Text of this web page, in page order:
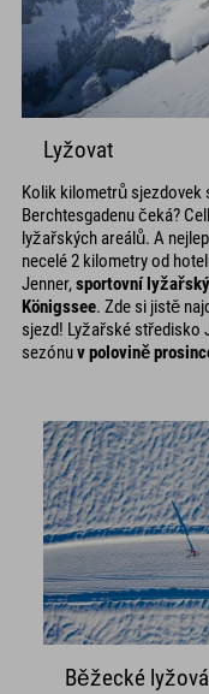
Lyžovat
Kolik kilometrů sjezdovek
Berchtesgadenu čeká?
lyžařských areálů. A
necelé 2 kilometry od
Jenner,sportovní
Königssee. Zde si jistě
sjezd! Lyžařské středisko
sezónuv polovině
Běžecké